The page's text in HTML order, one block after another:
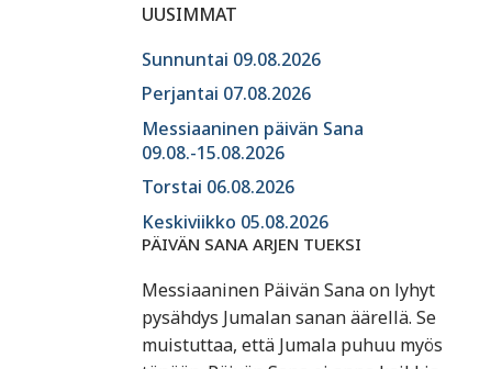
UUSIMMAT
Sunnuntai 09.08.2026
Perjantai 07.08.2026
Messiaaninen päivän Sana
09.08.-15.08.2026
Torstai 06.08.2026
Keskiviikko 05.08.2026
PÄIVÄN SANA ARJEN TUEKSI
Messiaaninen Päivän Sana on lyhyt
pysähdys Jumalan sanan äärellä. Se
muistuttaa, että Jumala puhuu myös